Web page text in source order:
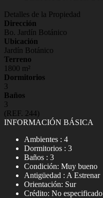
Detalles de la Propiedad
Dirección
Bo. Jardín Botánico
Ubicación
Jardín Botánico
Terreno
1800 m²
Dormitorios
3
Baños
3
(REF. 244)
INFORMACIÓN BÁSICA
Ambientes : 4
Dormitorios : 3
Baños : 3
Condición: Muy bueno
Antigüedad : A Estrenar
Orientación: Sur
Crédito: No especificado